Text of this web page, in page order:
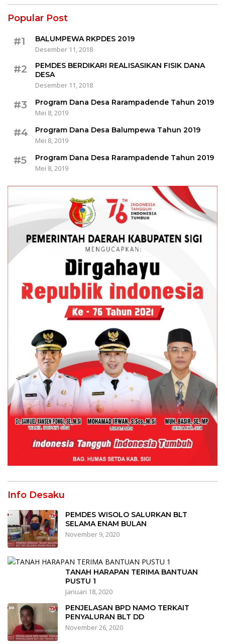
Popular Post
#1
BALUMPEWA RKPDES 2019
Desember 11, 2018
#2
PEMDES BERDIKARI REALISASIKAN FISIK DANA
DESA
Desember 11, 2018
#3
Program Dana Desa Rarampadende Tahun 2019
Mei 8, 2019
#4
Program Dana Desa Balumpewa Tahun 2019
Mei 8, 2019
#5
Program Dana Desa Rarampadende Tahun 2019
Mei 8, 2019
Info Desaku
PEMDES WISOLO SALURKAN BLT
SELAMA ENAM BULAN
November 9, 2020
TANAH HARAPAN TERIMA BANTUAN
PUSTU 1
Januari 18, 2020
PENJELASAN BPD NAMO TERKAIT
PENYALURAN BLT DD
November 26, 2020